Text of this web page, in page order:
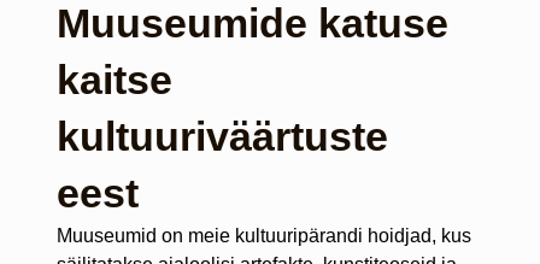
Muuseumide katuse
kaitse
kultuuriväärtuste
eest
Muuseumid on meie kultuuripärandi hoidjad, kus